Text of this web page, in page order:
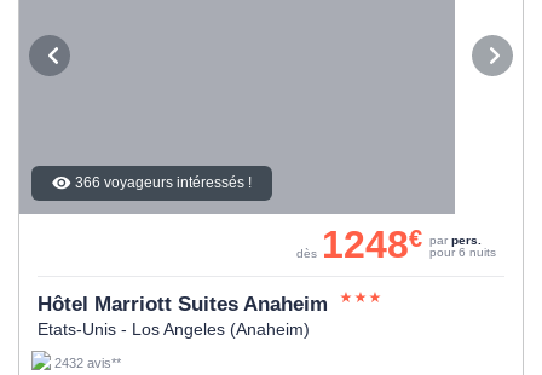
366 voyageurs intéressés !
Hôtel Marriott Suites Anaheim
Etats-Unis - Los Angeles (Anaheim)
2432 avis**
dès 1248€ par pers.
pour 6 nuits